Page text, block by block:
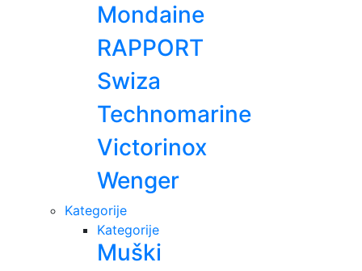
Mondaine
RAPPORT
Swiza
Technomarine
Victorinox
Wenger
Kategorije
Kategorije
Muški